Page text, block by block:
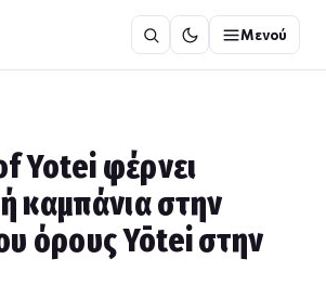
Μενού
Yotei φέρνει
καμπάνια στην
όρους Yōtei στην